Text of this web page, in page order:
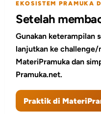
EKOSISTEM PRAMUKA
Setelah
Gunakan keterampilan
lanjutkan ke
MateriPramuka dan
Pramuka.net.
Praktik di